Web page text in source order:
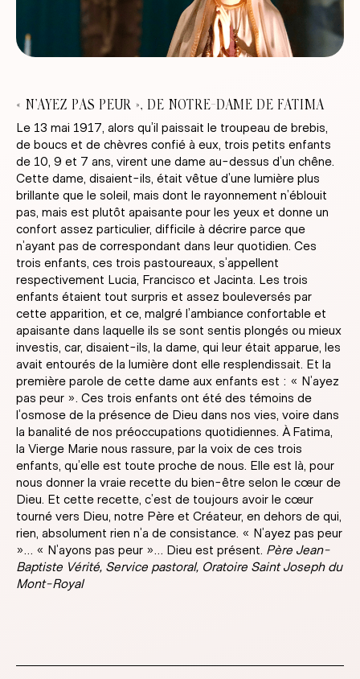
« N’AYEZ PAS PEUR », DE NOTRE-DAME DE FATIMA
Le 13 mai 1917, alors qu’il paissait le troupeau de brebis,
de boucs et de chèvres confié à eux, trois petits enfants
de 10, 9 et 7 ans, virent une dame au-dessus d’un chêne.
Cette dame, disaient-ils, était vêtue d’une lumière plus
brillante que le soleil, mais dont le rayonnement n’éblouit
pas, mais est plutôt apaisante pour les yeux et donne un
confort assez particulier, difficile à décrire parce que
n’ayant pas de correspondant dans leur quotidien. Ces
trois enfants, ces trois pastoureaux, s’appellent
respectivement Lucia, Francisco et Jacinta. Les trois
enfants étaient tout surpris et assez bouleversés par
cette apparition, et ce, malgré l’ambiance confortable et
apaisante dans laquelle ils se sont sentis plongés ou mieux
investis, car, disaient-ils, la dame, qui leur était apparue, les
avait entourés de la lumière dont elle resplendissait. Et la
première parole de cette dame aux enfants est : « N’ayez
pas peur ». Ces trois enfants ont été des témoins de
l’osmose de la présence de Dieu dans nos vies, voire dans
la banalité de nos préoccupations quotidiennes. À Fatima,
la Vierge Marie nous rassure, par la voix de ces trois
enfants, qu’elle est toute proche de nous. Elle est là, pour
nous donner la vraie recette du bien-être selon le cœur de
Dieu. Et cette recette, c’est de toujours avoir le cœur
tourné vers Dieu, notre Père et Créateur, en dehors de qui,
rien, absolument rien n’a de consistance. « N’ayez pas peur
»… « N’ayons pas peur »… Dieu est présent. Père Jean-
Baptiste Vérité, Service pastoral, Oratoire Saint Joseph du
Mont-Royal